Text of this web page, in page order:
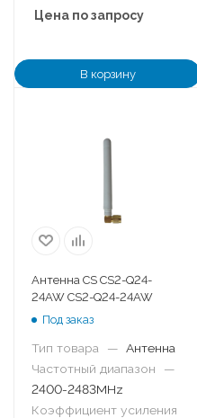
Цена по запросу
В корзину
Антенна CS CS2-Q24-
24AW CS2-Q24-24AW
Под заказ
Тип товара — Антенна
Частотный диапазон
—
2400-2483MHz
Коэффициент усиления